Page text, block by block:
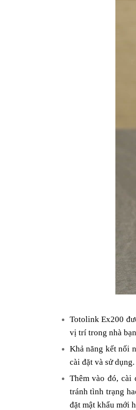
Totolink Ex200
vị trí trong nhà
Khả năng kết nối
cài đặt và sử dụng.
Thêm vào đó, cài
tránh tình trạng
đặt mật khẩu mới